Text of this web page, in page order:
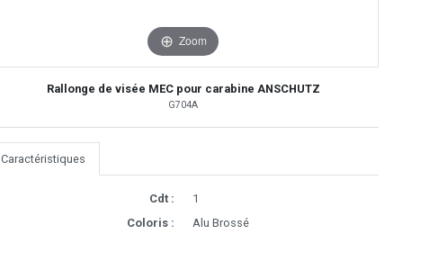
Zoom
Rallonge de visée MEC pour carabine ANSCHUTZ
G704A
Caractéristiques
Cdt :
1
Coloris :
Alu Brossé